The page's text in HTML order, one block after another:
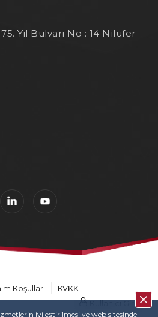
Yıl Bulvarı No : 14 Nilufer -
Koşulları
KVKK
Kullanıcı Girişi
iyileştirilmesi ve web sitesinde